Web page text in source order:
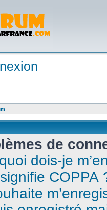
de
dois-je
COPPA